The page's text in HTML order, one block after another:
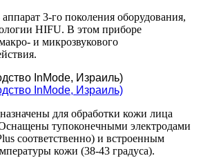
3-го поколения оборудования,
HIFU. В этом приборе
и микрозвукового
InMode, Израиль)
InMode, Израиль)
для обработки кожи лица
тупоконечными электродами
соответственно) и встроенным
кожи (38-43 градуса).